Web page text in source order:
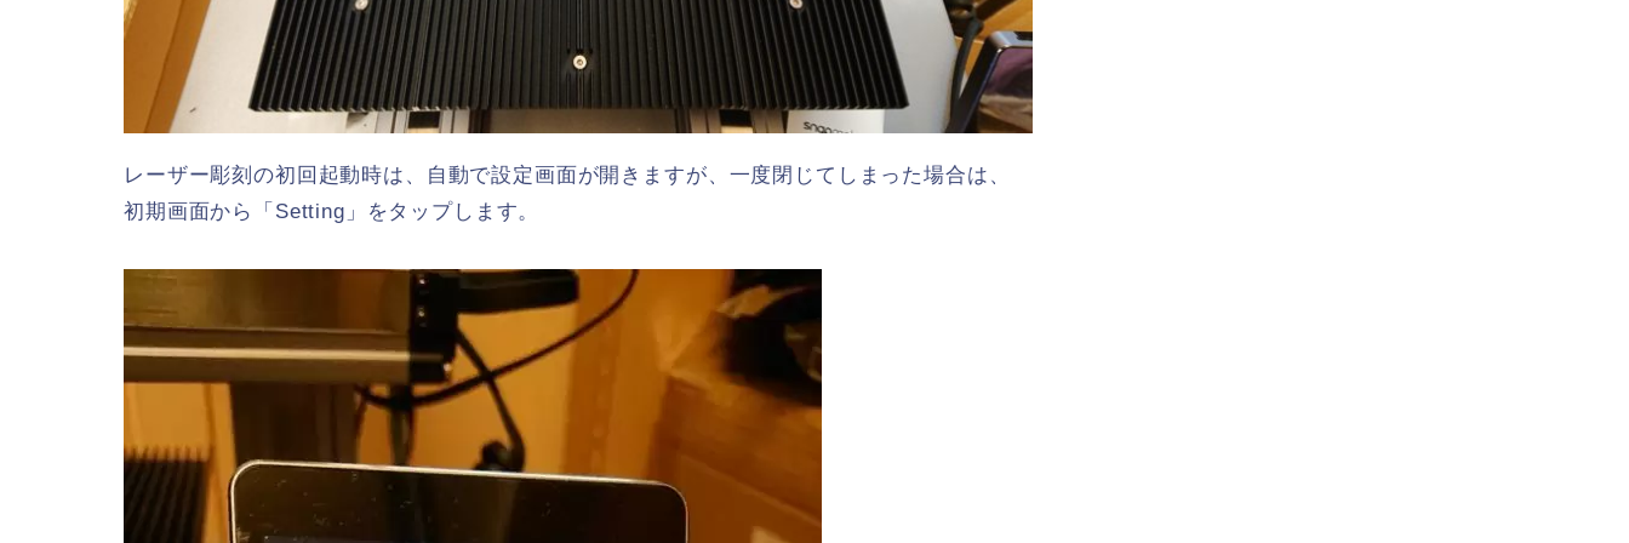
レーザー彫刻の初回起動時は、自動で設定画面が開きますが、一度閉じてしまった場合は、
初期画面から「Setting」をタップします。